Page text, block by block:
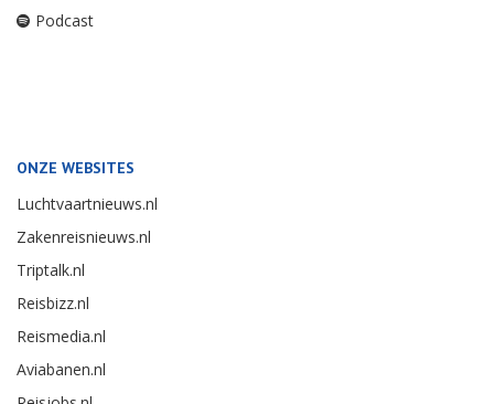
Podcast
ONZE WEBSITES
Luchtvaartnieuws.nl
Zakenreisnieuws.nl
Triptalk.nl
Reisbizz.nl
Reismedia.nl
Aviabanen.nl